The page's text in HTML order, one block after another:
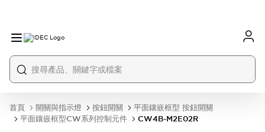
首頁 開關與指示燈 按鈕開關
平面鑲嵌框型 按鈕開關
平面鑲嵌框型CW系列控制元件
CW4B-M2E02R